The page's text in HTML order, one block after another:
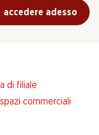
accedere adesso
di filiale
commerciali